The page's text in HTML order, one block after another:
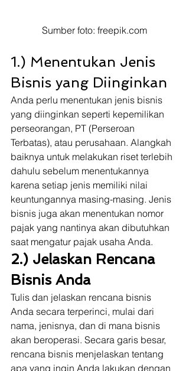
Sumber foto: freepik.com
1.) Menentukan Jenis
Bisnis yang Diinginkan
Anda perlu menentukan jenis bisnis
yang diinginkan seperti kepemilikan
perseorangan, PT (Perseroan
Terbatas), atau perusahaan. Alangkah
baiknya untuk melakukan riset terlebih
dahulu sebelum menentukannya
karena setiap jenis memiliki nilai
keuntungannya masing-masing. Jenis
bisnis juga akan menentukan nomor
pajak yang nantinya akan dibutuhkan
saat mengatur pajak usaha Anda.
2.) Jelaskan Rencana
Bisnis Anda
Tulis dan jelaskan rencana bisnis
Anda secara terperinci, mulai dari
nama, jenisnya, dan di mana bisnis
akan beroperasi. Secara garis besar,
rencana bisnis menjelaskan tentang
apa yang ingin Anda lakukan dengan